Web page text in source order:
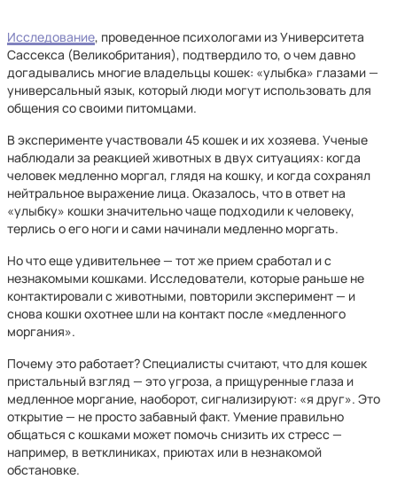
Исследование, проведенное психологами из Университета
Сассекса (Великобритания), подтвердило то, о чем давно
догадывались многие владельцы кошек: «улыбка» глазами —
универсальный язык, который люди могут использовать для
общения со своими питомцами.
В эксперименте участвовали 45 кошек и их хозяева. Ученые
наблюдали за реакцией животных в двух ситуациях: когда
человек медленно моргал, глядя на кошку, и когда сохранял
нейтральное выражение лица. Оказалось, что в ответ на
«улыбку» кошки значительно чаще подходили к человеку,
терлись о его ноги и сами начинали медленно моргать.
Но что еще удивительнее — тот же прием сработал и с
незнакомыми кошками. Исследователи, которые раньше не
контактировали с животными, повторили эксперимент — и
снова кошки охотнее шли на контакт после «медленного
моргания».
Почему это работает? Специалисты считают, что для кошек
пристальный взгляд — это угроза, а прищуренные глаза и
медленное моргание, наоборот, сигнализируют: «я друг». Это
открытие — не просто забавный факт. Умение правильно
общаться с кошками может помочь снизить их стресс —
например, в ветклиниках, приютах или в незнакомой
обстановке.